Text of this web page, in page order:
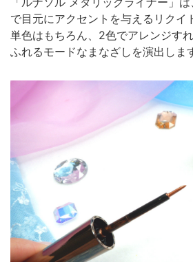
で目元にアクセントを与えるリクイ
単色はもちろん、2色でアレンジす
ふれるモードなまなざしを演出しま